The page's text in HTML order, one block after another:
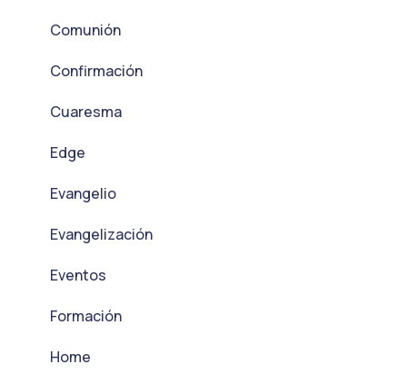
Comunión
Confirmación
Cuaresma
Edge
Evangelio
Evangelización
Eventos
Formación
Home